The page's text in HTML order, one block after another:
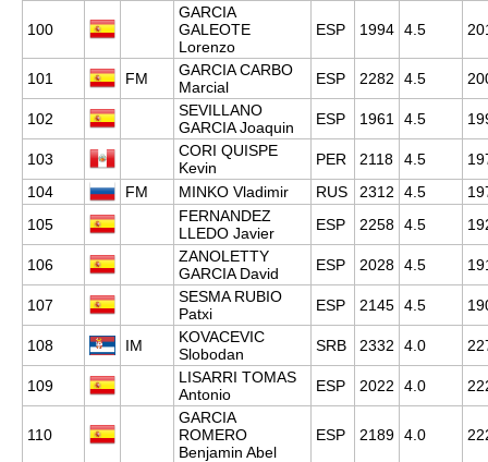
100
GARCIA
GALEOTE
Lorenzo
ESP 1994 4.5
101 FM
GARCIA CARBO
Marcial
ESP 2282 4.5
102
SEVILLANO
GARCIA Joaquin
ESP 1961 4.5
103
CORI QUISPE
Kevin
PER 2118 4.5
104
FM MINKO Vladimir RUS 2312 4.5
105
FERNANDEZ
LLEDO Javier
ESP 2258 4.5
106
ZANOLETTY
GARCIA David
ESP 2028 4.5
107
SESMA RUBIO
Patxi
ESP 2145 4.5
108 IM
KOVACEVIC
Slobodan
SRB 2332 4.0
109
LISARRI TOMAS
Antonio
ESP 2022 4.0
110
GARCIA
ROMERO
Benjamin Abel
ESP 2189 4.0